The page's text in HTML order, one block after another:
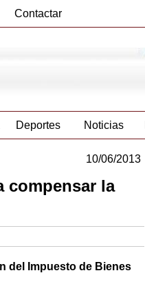
Contactar
Deportes Noticias
10/06/2013
compensar la
del Impuesto de Bienes